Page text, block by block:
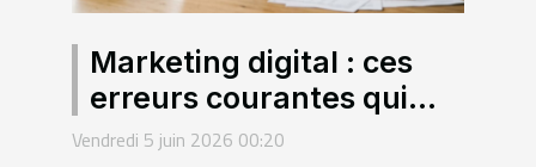
Marketing digital : ces
erreurs courantes qui
sabotent vos campagnes
Vendredi 5 juin 2026 00:20